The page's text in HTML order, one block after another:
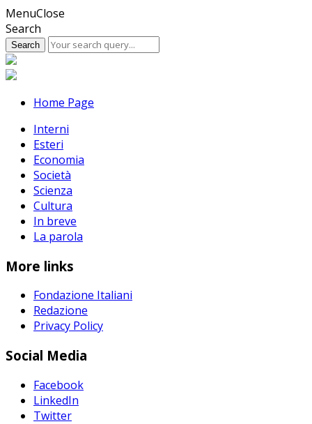
Skip
to
content
MenuClose
Search
Home Page
Interni
Esteri
Economia
Società
Scienza
Cultura
In breve
La parola
More links
Fondazione Italiani
Redazione
Privacy Policy
Social Media
Facebook
LinkedIn
Twitter